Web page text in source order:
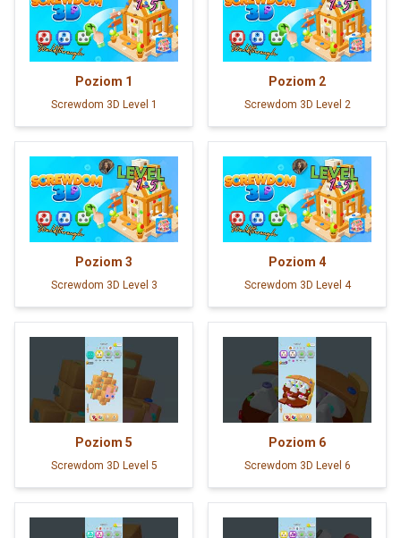
Poziom 1
Screwdom 3D Level 1
Poziom 2
Screwdom 3D Level 2
Poziom 3
Screwdom 3D Level 3
Poziom 4
Screwdom 3D Level 4
Poziom 5
Screwdom 3D Level 5
Poziom 6
Screwdom 3D Level 6